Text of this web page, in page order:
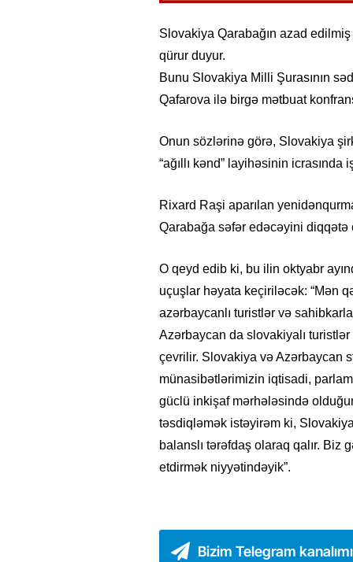
Slovakiya Qarabağın azad
qürur duyur.
Bunu Slovakiya Milli Şurasının
Qafarova ilə birgə mətbuat
Onun sözlərinə görə, Slovakiya
“ağıllı kənd” layihəsinin icrasında
Rixard Raşi aparılan
Qarabağa səfər edəcəyini diqqətə
O qeyd edib ki, bu ilin oktyabr
uçuşlar həyata keçiriləcək: “Mən
azərbaycanlı turistlər və
Azərbaycan da slovakiyalı
çevrilir. Slovakiya və Azərbaycan
münasibətlərimizin iqtisadi,
güclü inkişaf mərhələsində
təsdiqləmək istəyirəm ki,
balanslı tərəfdaş olaraq qalır. Biz
etdirmək niyyətindəyik”.
Bizim Telegram